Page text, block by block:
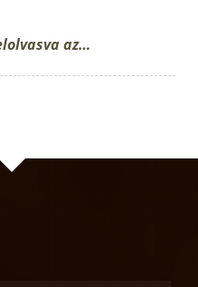
az…